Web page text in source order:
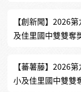
【創新聞】2026
及佳里國中雙雙奪
【蕃薯藤】2026
小及佳里國中雙雙